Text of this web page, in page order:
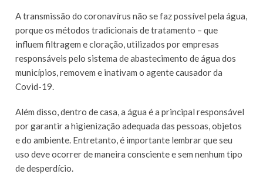
A transmissão do coronavírus não se faz possível pela água,
porque os métodos tradicionais de tratamento – que
influem filtragem e cloração, utilizados por empresas
responsáveis pelo sistema de abastecimento de água dos
municípios, removem e inativam o agente causador da
Covid-19.
Além disso, dentro de casa, a água é a principal responsável
por garantir a higienização adequada das pessoas, objetos
e do ambiente. Entretanto, é importante lembrar que seu
uso deve ocorrer de maneira consciente e sem nenhum tipo
de desperdício.